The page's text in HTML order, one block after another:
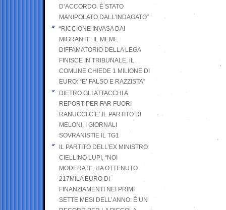
D’ACCORDO. È STATO
MANIPOLATO DALL’INDAGATO”
“RICCIONE INVASA DAI
MIGRANTI”: IL MEME
DIFFAMATORIO DELLA LEGA
FINISCE IN TRIBUNALE, iL
COMUNE CHIEDE 1 MILIONE DI
EURO: “E’ FALSO E RAZZISTA”
DIETRO GLI ATTACCHI A
REPORT PER FAR FUORI
RANUCCI C’E’ IL PARTITO DI
MELONI, I GIORNALI
SOVRANISTIE IL TG1
IL PARTITO DELL’EX MINISTRO
CIELLINO LUPI, “NOI
MODERATI”, HA OTTENUTO
217MILA EURO DI
FINANZIAMENTI NEI PRIMI
SETTE MESI DELL’ANNO: È UN